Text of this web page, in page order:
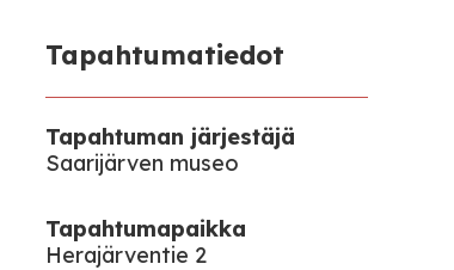
Tapahtumatiedot
Tapahtuman järjestäjä
Saarijärven museo
Tapahtumapaikka
Herajärventie 2